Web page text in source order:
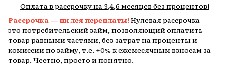
Оплата в рассрочку на 3,4,6 месяцев без процентов!
Рассрочка — ни лея переплаты!Нулевая рассрочка –
это потребительский займ, позволяющий оплатить
товар равными частями, без затрат на проценты и
комиссии по займу, т.е. +0% к ежемесячным взносам за
товар. Честно, просто и понятно.